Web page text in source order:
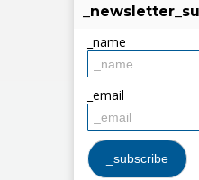
_name
_email